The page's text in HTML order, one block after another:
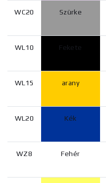
WC20 Szürke
WL10 Fekete
WL15 arany
WL20 Kék
WZ8 Fehér